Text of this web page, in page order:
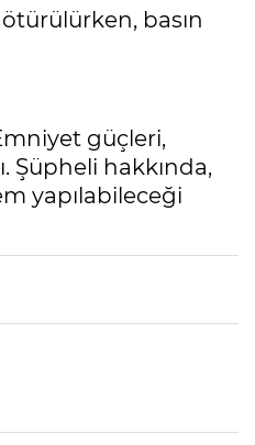
basın
güçleri,
Şüpheli hakkında,
yapılabileceği